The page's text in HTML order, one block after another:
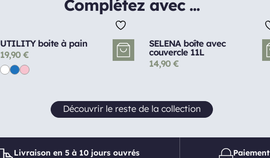
Complétez avec ...
UTILITY boite à pain
19,90 €
SELENA boîte avec
couvercle 11L
14,90 €
Découvrir le reste de la collection
Livraison en 5 à 10 jours ouvrés
Paiement